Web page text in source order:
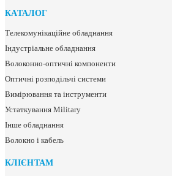
КАТАЛОГ
Телекомунікаційне обладнання
Індустріальне обладнання
Волоконно-оптичні компоненти
Оптичні розподільчі системи
Вимірювання та інструменти
Устаткування Military
Інше обладнання
Волокно і кабель
КЛІЄНТАМ